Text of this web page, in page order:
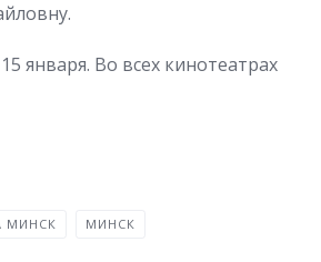
января. Во всех кинотеатрах
МИНСК МИНСК